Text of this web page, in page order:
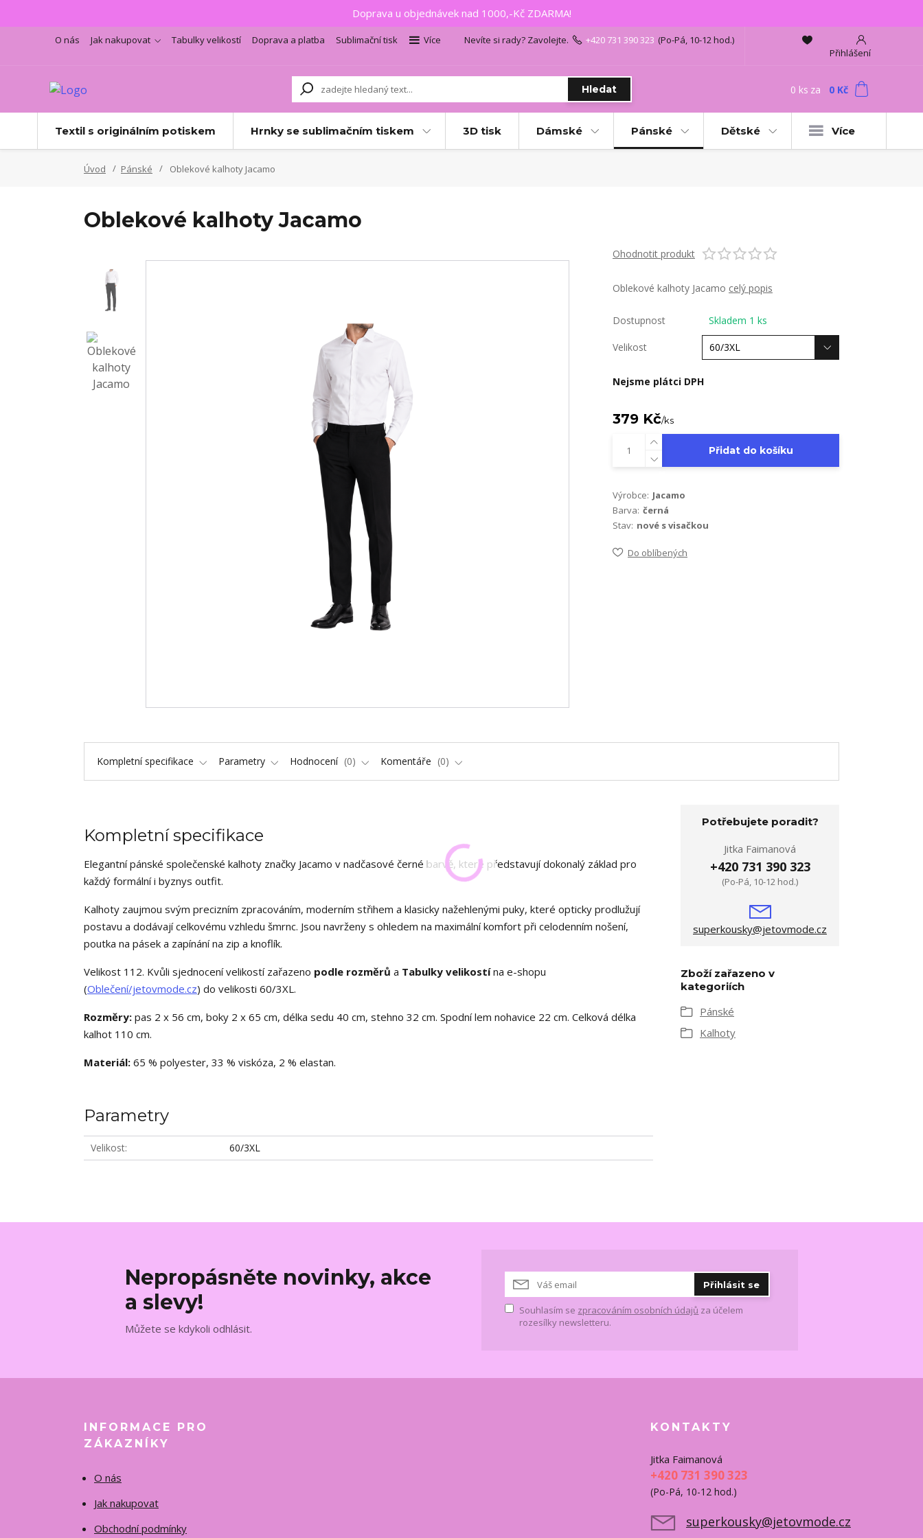
Doprava u objednávek nad 1000,-Kč ZDARMA!
O nás Jak nakupovat Tabulky velikostí Doprava a platba Sublimační tisk
Více
Přihlášení
Hledat
Nevíte si rady? Zavolejte. +420 731 390 323 (Po-Pá, 10-12 hod.)
0 ks za 0 Kč
Textil s originálním potiskem Hrnky se sublimačním tiskem 3D tisk Dámské Pánské Dětské Více
Úvod Pánské Oblekové kalhoty Jacamo
Oblekové kalhoty Jacamo
Ohodnotit produkt
Oblekové kalhoty Jacamo celý popis
Dostupnost Skladem 1 ks
Velikost
Nejsme plátci DPH
379 Kč/ks
Přidat do košíku
Výrobce: Jacamo
Barva: černá
Stav: nové s visačkou
Do oblíbených
Kompletní specifikace Parametry Hodnocení 0 Komentáře 0
Kompletní specifikace
Elegantní pánské společenské kalhoty značky Jacamo v nadčasové černé barvě, které představují dokonalý základ pro
každý formální i byznys outfit.
Kalhoty zaujmou svým precizním zpracováním, moderním střihem a klasicky nažehlenými puky, které opticky prodlužují
postavu a dodávají celkovému vzhledu šmrnc. Jsou navrženy s ohledem na maximální komfort při celodenním nošení,
poutka na pásek a zapínání na zip a knoflík.
Velikost 112. Kvůli sjednocení velikostí zařazeno podle rozměrů a Tabulky velikostína e-shopu
(Oblečení/jetovmode.cz) do velikosti 60/3XL.
Rozměry: pas 2 x 56 cm, boky 2 x 65 cm, délka sedu 40 cm, stehno 32 cm. Spodní lem nohavice 22 cm. Celková délka
kalhot 110 cm.
Materiál: 65 % polyester, 33 % viskóza, 2 % elastan.
Parametry
Velikost 60/3XL
Potřebujete poradit?
Jitka Faimanová
+420 731 390 323
(Po-Pá, 10-12 hod.)
superkousky@jetovmode.cz
Zboží zařazeno v
kategoriích
Pánské
Kalhoty
Nepropásněte novinky, akce
a slevy!
Můžete se kdykoli odhlásit.
Přihlásit se
Souhlasím se zpracováním osobních údajů za účelem
rozesílky newsletteru.
INFORMACE PRO
ZÁKAZNÍKY
O nás
Jak nakupovat
Obchodní podmínky
KONTAKTY
Jitka Faimanová
+420 731 390 323
(Po-Pá, 10-12 hod.)
superkousky@jetovmode.cz